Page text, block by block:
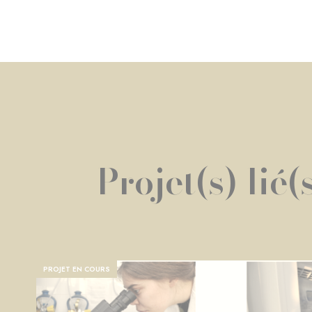
Projet(s)
PROJET EN COURS